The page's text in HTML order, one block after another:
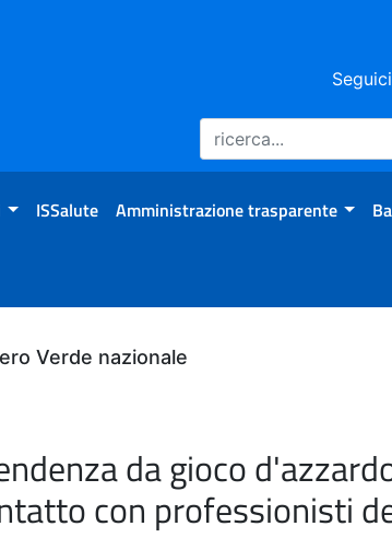
ISSalute Amministrazione trasparente
Verde nazionale
da gioco
con professionisti